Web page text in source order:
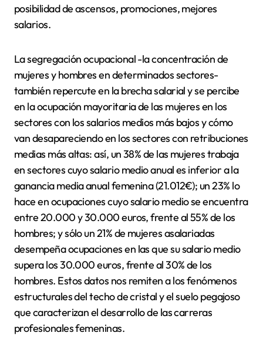
posibilidad de ascensos, promociones, mejores
salarios.
La segregación ocupacional -la concentración de
mujeres y hombres en determinados sectores-
también repercute en la brecha salarial y se percibe
en la ocupación mayoritaria de las mujeres en los
sectores con los salarios medios más bajos y cómo
van desapareciendo en los sectores con retribuciones
medias más altas: así, un 38% de las mujeres trabaja
en sectores cuyo salario medio anual es inferior a la
ganancia media anual femenina (21.012€); un 23% lo
hace en ocupaciones cuyo salario medio se encuentra
entre 20.000 y 30.000 euros, frente al 55% de los
hombres; y sólo un 21% de mujeres asalariadas
desempeña ocupaciones en las que su salario medio
supera los 30.000 euros, frente al 30% de los
hombres. Estos datos nos remiten a los fenómenos
estructurales del techo de cristal y el suelo pegajoso
que caracterizan el desarrollo de las carreras
profesionales femeninas.